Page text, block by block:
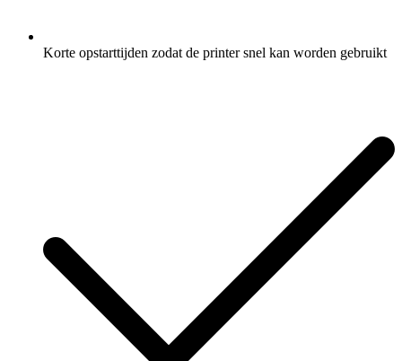
Korte opstarttijden zodat de printer snel kan worden gebruikt